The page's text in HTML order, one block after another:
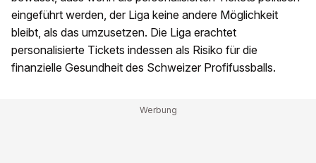
eingeführt werden, der Liga keine andere Möglichkeit
bleibt, als das umzusetzen. Die Liga erachtet
personalisierte Tickets indessen als Risiko für die
finanzielle Gesundheit des Schweizer Profifussballs.